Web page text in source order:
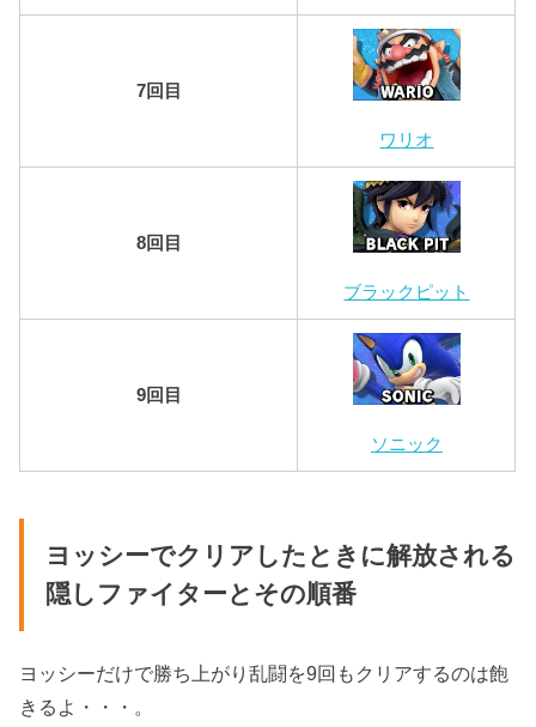
7回目
ワリオ
8回目
ブラックピット
9回目
ソニック
ヨッシーでクリアしたときに解放される
隠しファイターとその順番
ヨッシーだけで勝ち上がり乱闘を9回もクリアするのは飽
きるよ・・・。